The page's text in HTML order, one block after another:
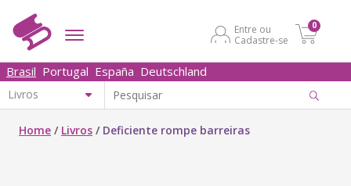
Entre ou
Cadastre-se
0
Brasil Portugal España Deutschland
Home / Livros / Deficiente rompe barreiras